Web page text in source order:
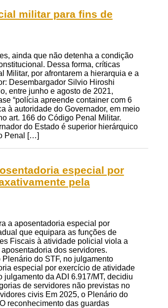
militar para fins de
ainda que não detenha a condição
Dessa forma, críticas
Militar, por afrontarem a hierarquia e a
Desembargador Silvio Hiroshi
entre junho e agosto de 2021,
“polícia apreende container com 6
à autoridade do Governador, em meio
art. 166 do Código Penal Militar.
do Estado é superior hierárquico
Penal […]
especial por
pela
a aposentadoria especial por
que equipara as funções de
Fiscais à atividade policial viola a
dos servidores.
do STF, no julgamento
especial por exercício de atividade
da ADI 6.917/MT, decidiu
de servidores não previstas no
civis Em 2025, o Plenário do
reconhecimento das guardas